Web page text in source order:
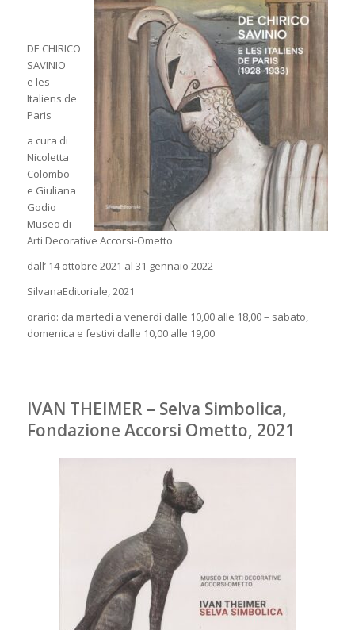
DE CHIRICO
SAVINIO
e les
Italiens de
Paris
a cura di
Nicoletta
Colombo
e Giuliana
Godio
Museo di
Arti Decorative Accorsi-Ometto
dall’ 14 ottobre 2021 al 31 gennaio 2022
SilvanaEditoriale, 2021
orario: da martedì a venerdì dalle 10,00 alle 18,00 – sabato,
domenica e festivi dalle 10,00 alle 19,00
IVAN THEIMER – Selva Simbolica,
Fondazione Accorsi Ometto, 2021